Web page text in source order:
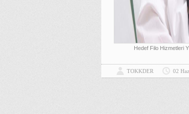
Hedef Filo Hizmetleri
TOKKDER 02